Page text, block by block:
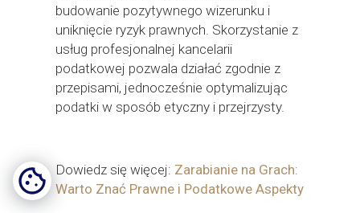
budowanie pozytywnego wizerunku i
uniknięcie ryzyk prawnych. Skorzystanie z
usług profesjonalnej kancelarii
podatkowej pozwala działać zgodnie z
przepisami, jednocześnie optymalizując
podatki w sposób etyczny i przejrzysty.
Dowiedz się więcej: Zarabianie na Grach:
Warto Znać Prawne i Podatkowe Aspekty